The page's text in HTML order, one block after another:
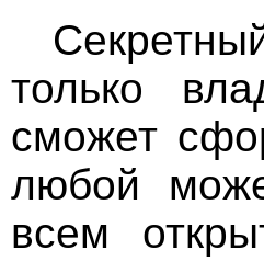
только
сможет
любой
всем